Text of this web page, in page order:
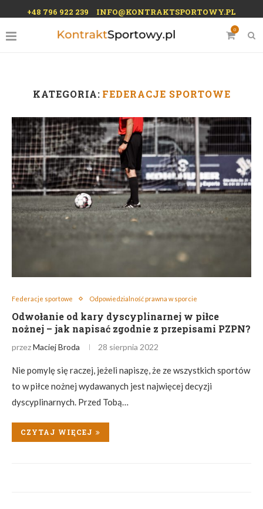
+48 796 922 239 INFO@KONTRAKTSPORTOWY.PL
0
KATEGORIA: FEDERACJE SPORTOWE
Federacje sportowe Odpowiedzialność prawna w sporcie
Odwołanie od kary dyscyplinarnej w piłce
nożnej – jak napisać zgodnie z przepisami PZPN?
przezMaciej Broda 28 sierpnia 2022
Nie pomylę się raczej, jeżeli napiszę, że ze wszystkich sportów
to w piłce nożnej wydawanych jest najwięcej decyzji
dyscyplinarnych. Przed Tobą…
CZYTAJ WIĘCEJ